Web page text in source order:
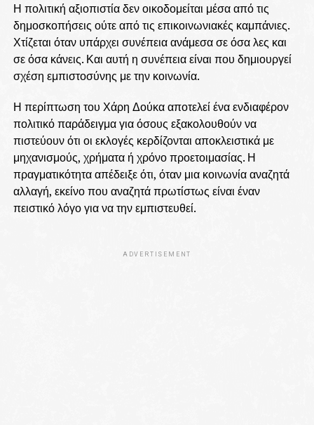
Η πολιτική αξιοπιστία δεν οικοδομείται μέσα από τις
δημοσκοπήσεις ούτε από τις επικοινωνιακές καμπάνιες.
Χτίζεται όταν υπάρχει συνέπεια ανάμεσα σε όσα λες και
σε όσα κάνεις. Και αυτή η συνέπεια είναι που δημιουργεί
σχέση εμπιστοσύνης με την κοινωνία.
Η περίπτωση του Χάρη Δούκα αποτελεί ένα ενδιαφέρον
πολιτικό παράδειγμα για όσους εξακολουθούν να
πιστεύουν ότι οι εκλογές κερδίζονται αποκλειστικά με
μηχανισμούς, χρήματα ή χρόνο προετοιμασίας. Η
πραγματικότητα απέδειξε ότι, όταν μια κοινωνία αναζητά
αλλαγή, εκείνο που αναζητά πρωτίστως είναι έναν
πειστικό λόγο για να την εμπιστευθεί.
ADVERTISEMENT